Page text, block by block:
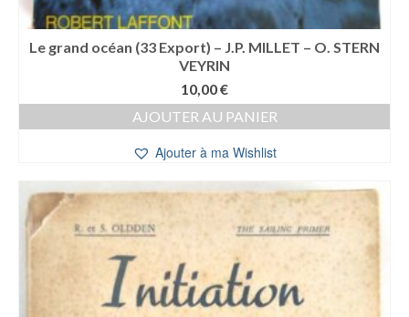
Le grand océan (33 Export) – J.P. MILLET – O. STERN
VEYRIN
10,00€
AJOUTER AU PANIER
Ajouter à ma Wishlist